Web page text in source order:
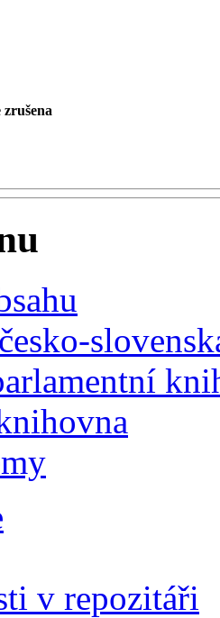
zrušena
v repozitáři